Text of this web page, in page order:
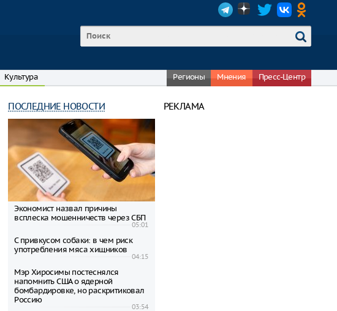
Культура Регионы Мнения Пресс-Центр
ПОСЛЕДНИЕ НОВОСТИ
Экономист назвал причины
всплеска мошенничеств через СБП
05:01
С привкусом собаки: в чем риск
употребления мяса хищников
04:15
Мэр Хиросимы постеснялся
напомнить США о ядерной
бомбардировке, но раскритиковал
Россию
03:54
РЕКЛАМА